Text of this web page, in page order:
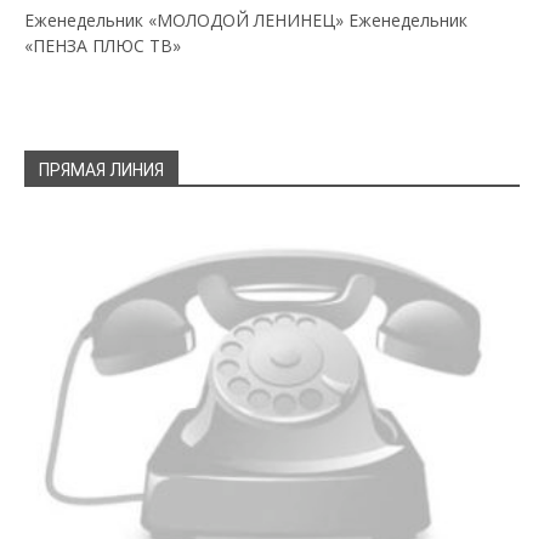
Еженедельник «МОЛОДОЙ ЛЕНИНЕЦ» Еженедельник
«ПЕНЗА ПЛЮС ТВ»
ПРЯМАЯ ЛИНИЯ